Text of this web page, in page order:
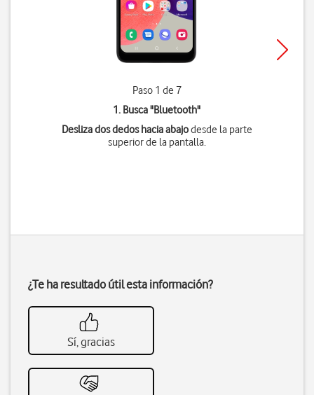
Paso 1 de 7
1. Busca "Bluetooth"
Desliza dos dedos hacia abajodesde la parte
superior de la pantalla.
¿Te ha resultado útil esta información?
Sí, gracias